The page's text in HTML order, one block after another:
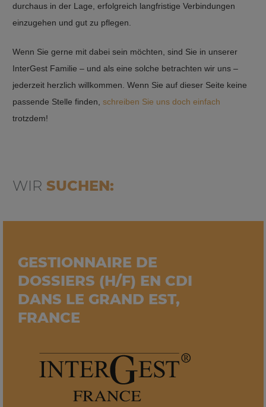
durchaus in der Lage, erfolgreich langfristige Verbindungen
einzugehen und gut zu pflegen.
Wenn Sie gerne mit dabei sein möchten, sind Sie in unserer
InterGest Familie – und als eine solche betrachten wir uns –
jederzeit herzlich willkommen. Wenn Sie auf dieser Seite keine
passende Stelle finden, schreiben Sie uns doch einfach
trotzdem!
WIR SUCHEN:
GESTIONNAIRE DE
DOSSIERS (H/F) EN CDI
DANS LE GRAND EST,
FRANCE